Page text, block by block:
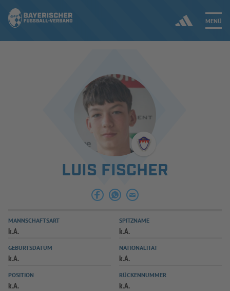
MENÜ
ERGEBNISSE & WETTBEWERBE
SPIELBETRIEB & VERBANDSLEBEN
AUSBILDUNG & FÖRDERUNG
SPIELPLUS
LUIS FISCHER
MANNSCHAFTSART
k.A.
SPITZNAME
k.A.
GEBURTSDATUM
k.A.
NATIONALITÄT
k.A.
POSITION
k.A.
RÜCKENNUMMER
k.A.